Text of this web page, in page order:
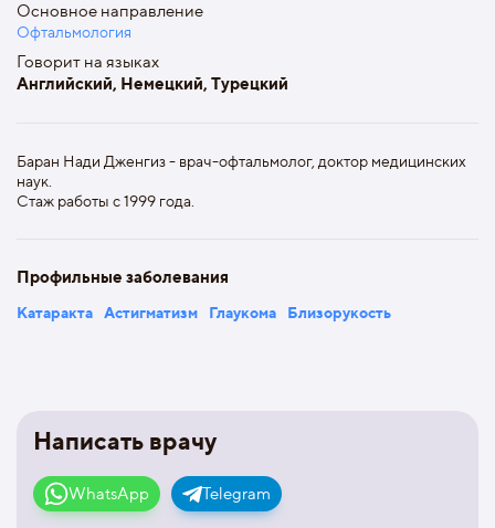
Написать врачу
WhatsApp Telegram
Основное направление
Офтальмология
Говорит на языках
Английский, Немецкий, Турецкий
Баран Нади Дженгиз - врач-офтальмолог, доктор медицинских
наук.
Стаж работы с 1999 года.
Профильные заболевания
Катаракта Астигматизм Глаукома Близорукость